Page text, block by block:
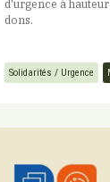
d'urgence à
dons.
Solidarités / Urgence